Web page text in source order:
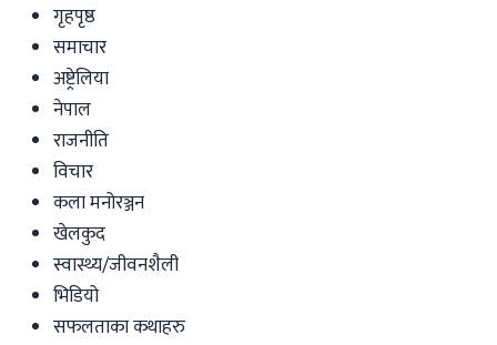
गृहपृष्ठ
समाचार
अष्ट्रेलिया
नेपाल
राजनीति
विचार
कला मनोरञ्जन
खेलकुद
स्वास्थ्य/जीवनशैली
भिडियो
सफलताका कथाहरु